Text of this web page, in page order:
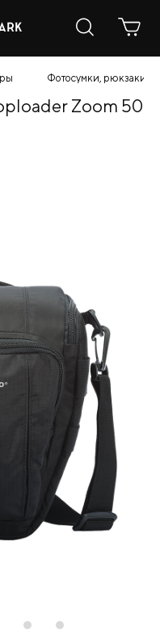
Фотосумки, рюкзаки,
Zoom 50